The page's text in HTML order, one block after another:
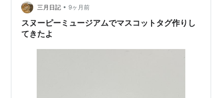
ふたりの晩ごはん🍴 こんなの買ってきて、 ・寿司１０貫
１５００円＠角上魚類 ・本マグ…
三月日記 • 9ヶ月前
スヌーピーミュージアムでマスコットタグ作りし
てきたよ